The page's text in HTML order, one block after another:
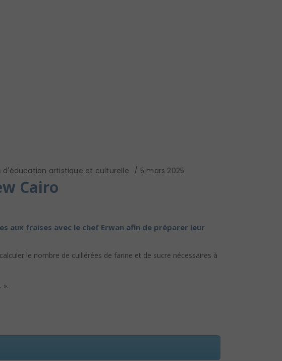
d'éducation artistique et culturelle 5 mars 2025
Cairo
aux fraises avec le chef Erwan afin de préparer leur
le nombre de cuillérées de farine et de sucre nécessaires à
».